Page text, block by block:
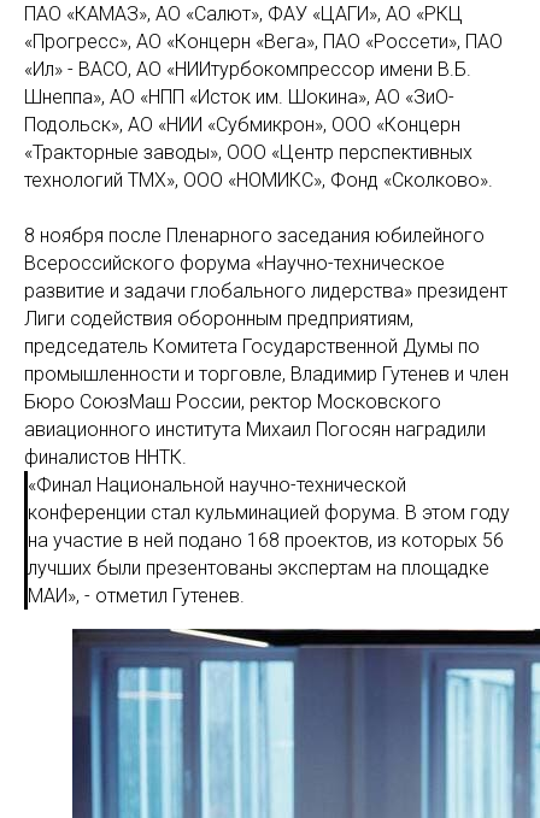
ПАО «КАМАЗ», АО «Салют», ФАУ «ЦАГИ», АО «РКЦ
«Прогресс», АО «Концерн «Вега», ПАО «Россети», ПАО
«Ил» - ВАСО, АО «НИИтурбокомпрессор имени В.Б.
Шнеппа», АО «НПП «Исток им. Шокина», АО «ЗиО-
Подольск», АО «НИИ «Субмикрон», ООО «Концерн
«Тракторные заводы», ООО «Центр перспективных
технологий ТМХ», ООО «НОМИКС», Фонд «Сколково».
8 ноября после Пленарного заседания юбилейного
Всероссийского форума «Научно-техническое
развитие и задачи глобального лидерства» президент
Лиги содействия оборонным предприятиям,
председатель Комитета Государственной Думы по
промышленности и торговле, Владимир Гутенев и член
Бюро СоюзМаш России, ректор Московского
авиационного института Михаил Погосян наградили
финалистов ННТК.
«Финал Национальной научно-технической
конференции стал кульминацией форума. В этом году
на участие в ней подано 168 проектов, из которых 56
лучших были презентованы экспертам на площадке
МАИ», - отметил Гутенев.